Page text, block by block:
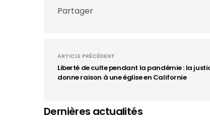
Partager
ARTICLE PRÉCÉDENT
Liberté de culte pendant la pandémie : la
donne raison à une église en Californie
Dernières actualités